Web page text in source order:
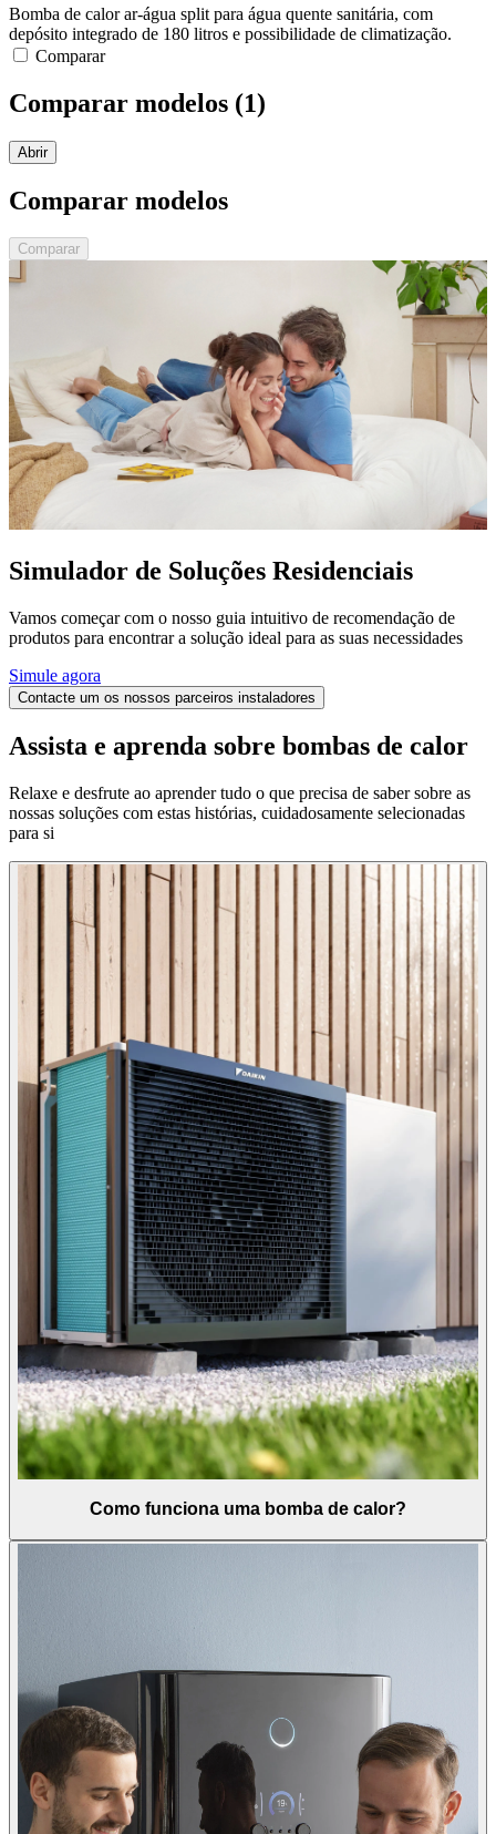
Bomba de calor ar-água split para água quente sanitária, com
depósito integrado de 180 litros e possibilidade de climatização.
Comparar
Comparar modelos (1)
Abrir
Comparar modelos
Comparar
Simulador de Soluções Residenciais
Vamos começar com o nosso guia intuitivo de recomendação de
produtos para encontrar a solução ideal para as suas necessidades
Simule agora
Contacte um os nossos parceiros instaladores
Assista e aprenda sobre bombas de calor
Relaxe e desfrute ao aprender tudo o que precisa de saber sobre as
nossas soluções com estas histórias, cuidadosamente selecionadas
para si
Como funciona uma bomba de calor?